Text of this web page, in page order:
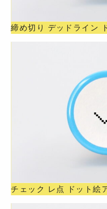
締め切り デッドライン
チェック レ点 ドット絵